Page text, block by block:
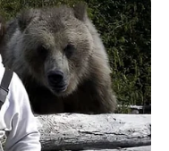
telefonokat
– esti
tanult.
Cikk jelent meg
a rádióba,
tartott a